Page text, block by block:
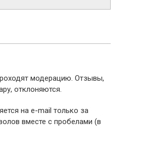
модерацию. Отзывы,
отклоняются.
на e-mail только за
вместе с пробелами (в